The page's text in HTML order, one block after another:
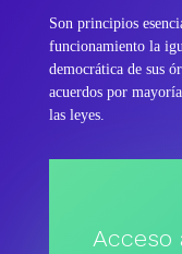
Son principios
funcionamiento la
democrática de sus
acuerdos por
las leyes.
Acceso